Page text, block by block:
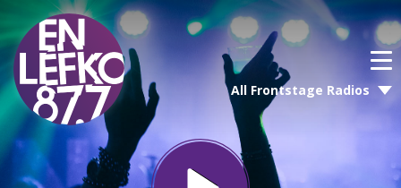
All Frontstage Radios